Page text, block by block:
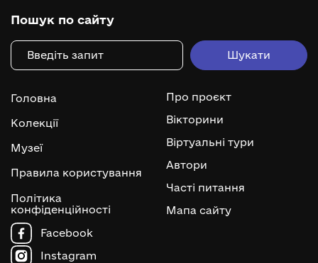
Пошук по сайту
Головна
Колекції
Музеї
Правила користування
Політика
конфіденційності
Про проєкт
Вікторини
Віртуальні тури
Автори
Часті питання
Мапа сайту
Facebook
Instagram